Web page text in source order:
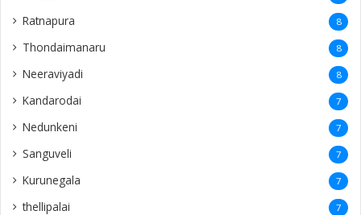
Ratnapura 8
Thondaimanaru 8
Neeraviyadi 8
Kandarodai 7
Nedunkeni 7
Sanguveli 7
Kurunegala 7
thellipalai 7